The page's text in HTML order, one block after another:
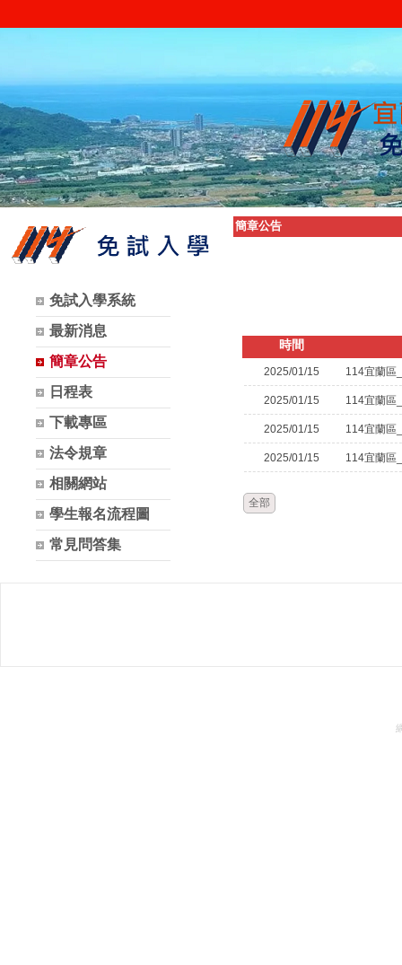
免試入學系統
最新消息
簡章公告
日程表
下載專區
法令規章
相關網站
學生報名流程圖
常見問答集
簡章公告
時間
2025/01/15 114宜蘭區
2025/01/15 114宜蘭區
2025/01/15 114宜蘭區
2025/01/15 114宜蘭區
全部